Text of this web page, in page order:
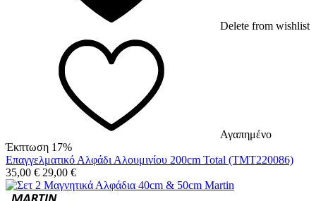
Delete from wishlist
Αγαπημένο
Έκπτωση 17%
Επαγγελματικό Αλφάδι Αλουμινίου 200cm Total (TMT220086)
35,00 € 29,00 €